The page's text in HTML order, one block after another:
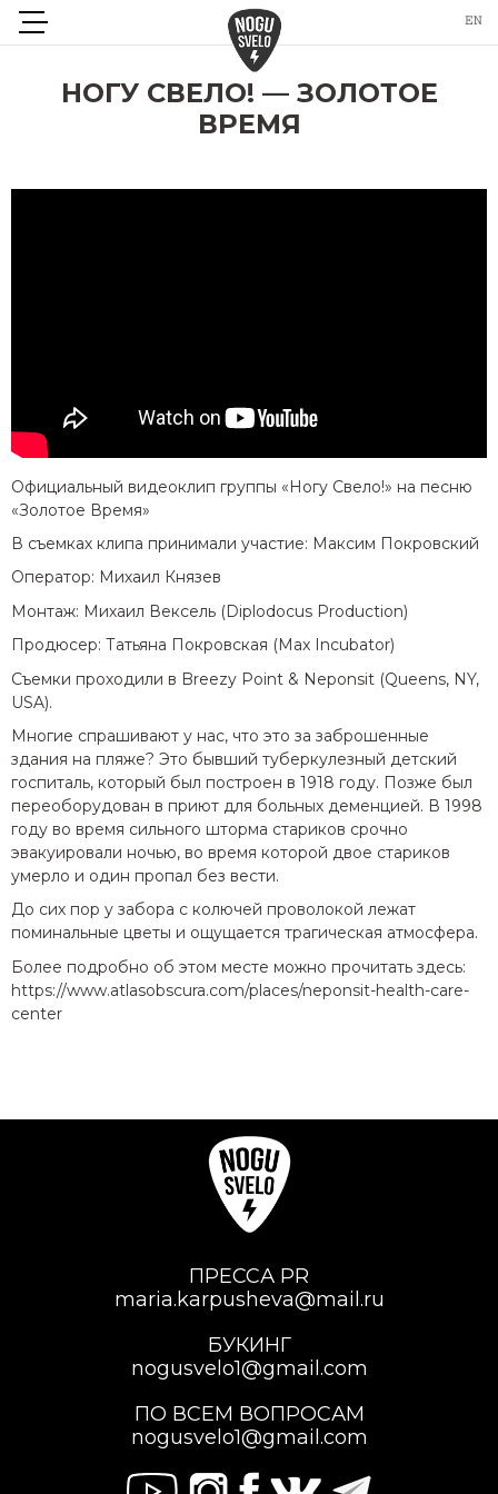
НОГУ СВЕЛО! — ЗОЛОТОЕ
ВРЕМЯ
Официальный видеоклип группы «Ногу Свело!» на песню
«Золотое Время»
В съемках клипа принимали участие: Максим Покровский
Оператор: Михаил Князев
Монтаж: Михаил Вексель (Diplodocus Production)
Продюсер: Татьяна Покровская (Max Incubator)
Съемки проходили в Breezy Point & Neponsit (Queens, NY,
USA).
Многие спрашивают у нас, что это за заброшенные
здания на пляже? Это бывший туберкулезный детский
госпиталь, который был построен в 1918 году. Позже был
переоборудован в приют для больных деменцией. В 1998
году во время сильного шторма стариков срочно
эвакуировали ночью, во время которой двое стариков
умерло и один пропал без вести.
До сих пор у забора с колючей проволокой лежат
поминальные цветы и ощущается трагическая атмосфера.
Более подробно об этом месте можно прочитать здесь:
https://www.atlasobscura.com/places/neponsit-health-care-
center
ПРЕССА PR
maria.karpusheva@mail.ru
БУКИНГ
nogusvelo1@gmail.com
ПО ВСЕМ ВОПРОСАМ
nogusvelo1@gmail.com